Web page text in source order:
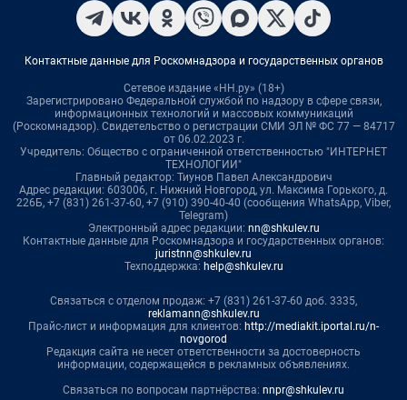
Контактные данные для Роскомнадзора и государственных органов
Сетевое издание «НН.ру» (18+)
Зарегистрировано Федеральной службой по надзору в сфере связи,
информационных технологий и массовых коммуникаций
(Роскомнадзор). Свидетельство о регистрации СМИ ЭЛ № ФС 77 — 84717
от 06.02.2023 г.
Учредитель: Общество с ограниченной ответственностью "ИНТЕРНЕТ
ТЕХНОЛОГИИ"
Главный редактор: Тиунов Павел Александрович
Адрес редакции: 603006, г. Нижний Новгород, ул. Максима Горького, д.
226Б, +7 (831) 261-37-60, +7 (910) 390-40-40 (сообщения WhatsApp, Viber,
Telegram)
Электронный адрес редакции: nn@shkulev.ru
Контактные данные для Роскомнадзора и государственных органов:
juristnn@shkulev.ru
Техподдержка: help@shkulev.ru
Связаться с отделом продаж: +7 (831) 261-37-60 доб. 3335,
reklamann@shkulev.ru
Прайс-лист и информация для клиентов: http://mediakit.iportal.ru/n-
novgorod
Редакция сайта не несет ответственности за достоверность
информации, содержащейся в рекламных объявлениях.
Связаться по вопросам партнёрства: nnpr@shkulev.ru